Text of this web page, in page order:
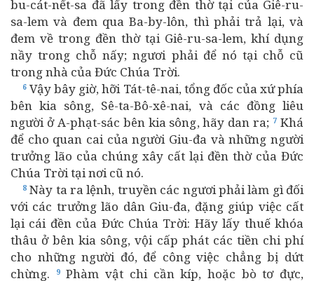
bu-cát-nết-sa đã lấy trong đền thờ tại của Giê-ru-
sa-lem và đem qua Ba-by-lôn, thì phải trả lại, và
đem về trong đền thờ tại Giê-ru-sa-lem, khí dụng
nầy trong chỗ nấy; ngươi phải để nó tại chỗ cũ
trong nhà của Đức Chúa Trời.
6 Vậy bây giờ, hỡi Tát-tê-nai, tổng đốc của xứ phía
bên kia sông, Sê-ta-Bô-xê-nai, và các đồng liêu
người ở A-phạt-sác bên kia sông, hãy dan ra; 7 Khá
để cho quan cai của người Giu-đa và những người
trưởng lão của chúng xây cất lại đền thờ của Đức
Chúa Trời tại nơi cũ nó.
8 Này ta ra lệnh, truyền các ngươi phải làm gì đối
với các trưởng lão dân Giu-đa, đặng giúp việc cất
lại cái đền của Đức Chúa Trời: Hãy lấy thuế khóa
thâu ở bên kia sông, vội cấp phát các tiền chi phí
cho những người đó, để công việc chẳng bị dứt
chừng.
9Phàm vật chi cần kíp, hoặc bò tơ đực,